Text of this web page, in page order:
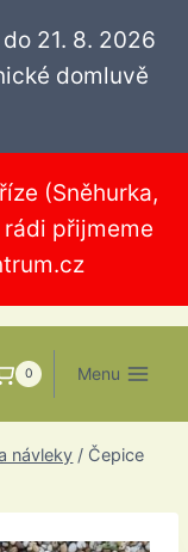
21. 8. 2026
domluvě
(Sněhurka,
přijmeme
0 Menu
návleky / Čepice